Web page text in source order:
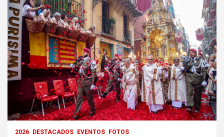
2026 DESTACADOS EVENTOS FOTOS